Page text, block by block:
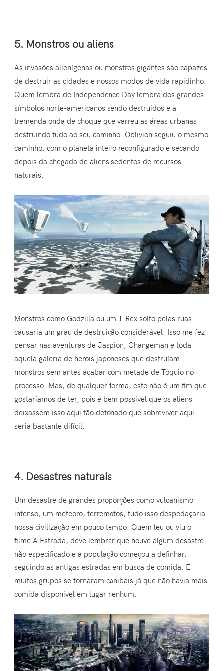
5. Monstros ou aliens
As invasões alienígenas ou monstros gigantes são capazes
de destruir as cidades e nossos modos de vida rapidinho.
Quem lembra de Independence Day lembra dos grandes
símbolos norte-americanos sendo destruídos e a
tremenda onda de choque que varreu as áreas urbanas
destruindo tudo ao seu caminho. Oblivion seguiu o mesmo
caminho, com o planeta inteiro reconfigurado e secando
depois da chegada de aliens sedentos de recursos
naturais.
Monstros como Godzilla ou um T-Rex solto pelas ruas
causaria um grau de destruição considerável. Isso me fez
pensar nas aventuras de Jaspion, Changeman e toda
aquela galeria de heróis japoneses que destruíam
monstros sem antes acabar com metade de Tóquio no
processo. Mas, de qualquer forma, este não é um fim que
gostaríamos de ter, pois é bem possível que os aliens
deixassem isso aqui tão detonado que sobreviver aqui
seria bastante difícil.
4. Desastres naturais
Um desastre de grandes proporções como vulcanismo
intenso, um meteoro, terremotos, tudo isso despedaçaria
nossa civilização em pouco tempo. Quem leu ou viu o
filme A Estrada, deve lembrar que houve algum desastre
não especificado e a população começou a definhar,
seguindo as antigas estradas em busca de comida. E
muitos grupos se tornaram canibais já que não havia mais
comida disponível em lugar nenhum.